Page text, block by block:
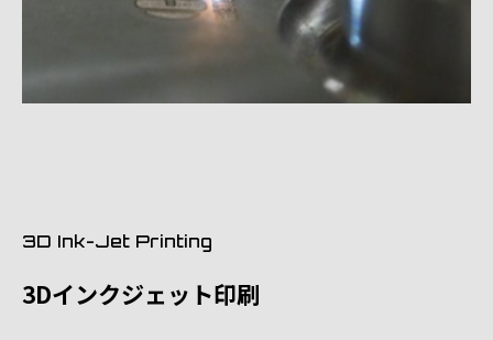
3D Ink-Jet Printing
3Dインクジェット印刷